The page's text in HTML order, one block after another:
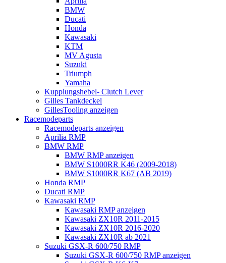
BMW
Ducati
Honda
Kawasaki
KTM
MV Agusta
Suzuki
Triumph
Yamaha
Kupplungshebel- Clutch Lever
Gilles Tankdeckel
GillesTooling anzeigen
Racemodeparts
Racemodeparts anzeigen
Aprilia RMP
BMW RMP
BMW RMP anzeigen
BMW S1000RR K46 (2009-2018)
BMW S1000RR K67 (AB 2019)
Honda RMP
Ducati RMP
Kawasaki RMP
Kawasaki RMP anzeigen
Kawasaki ZX10R 2011-2015
Kawasaki ZX10R 2016-2020
Kawasaki ZX10R ab 2021
Suzuki GSX-R 600/750 RMP
Suzuki GSX-R 600/750 RMP anzeigen